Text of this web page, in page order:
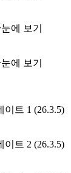
에 보기
에 보기
이트 1 (26.3.5)
이트 2 (26.3.5)